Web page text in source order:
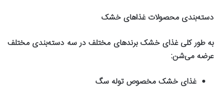
دسته‌بندی محصولات غذاهای خشک
به طور کلی غذای خشک برندهای مختلف در سه دسته‌بندی مختلف
عرضه می‌شن:
غذای خشک مخصوص توله سگ